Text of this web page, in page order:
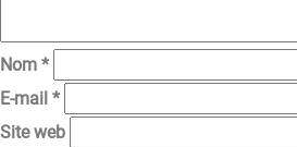
Nom *
E-mail *
Site web